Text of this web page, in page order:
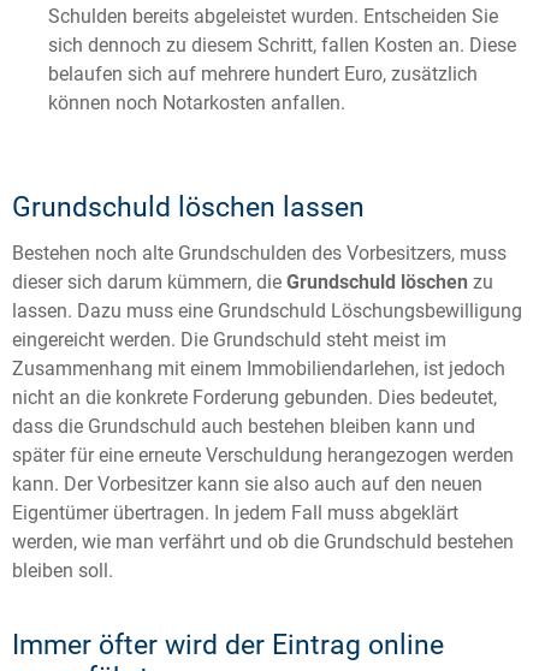
Schulden bereits abgeleistet wurden. Entscheiden Sie
sich dennoch zu diesem Schritt, fallen Kosten an. Diese
belaufen sich auf mehrere hundert Euro, zusätzlich
können noch Notarkosten anfallen.
Grundschuld löschen lassen
Bestehen noch alte Grundschulden des Vorbesitzers, muss
dieser sich darum kümmern, die Grundschuld löschen zu
lassen. Dazu muss eine Grundschuld Löschungsbewilligung
eingereicht werden. Die Grundschuld steht meist im
Zusammenhang mit einem Immobiliendarlehen, ist jedoch
nicht an die konkrete Forderung gebunden. Dies bedeutet,
dass die Grundschuld auch bestehen bleiben kann und
später für eine erneute Verschuldung herangezogen werden
kann. Der Vorbesitzer kann sie also auch auf den neuen
Eigentümer übertragen. In jedem Fall muss abgeklärt
werden, wie man verfährt und ob die Grundschuld bestehen
bleiben soll.
Immer öfter wird der Eintrag online